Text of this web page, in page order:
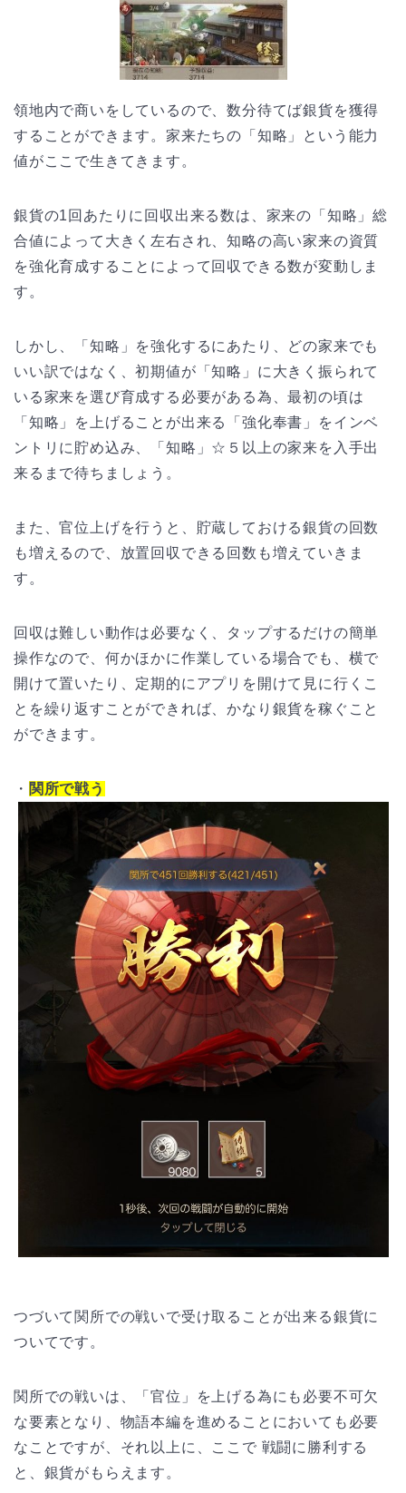
領地内で商いをしているので、数分待てば銀貨を獲得
することができます。家来たちの「知略」という能力
値がここで生きてきます。
銀貨の1回あたりに回収出来る数は、家来の「知略」総
合値によって大きく左右され、知略の高い家来の資質
を強化育成することによって回収できる数が変動しま
す。
しかし、「知略」を強化するにあたり、どの家来でも
いい訳ではなく、初期値が「知略」に大きく振られて
いる家来を選び育成する必要がある為、最初の頃は
「知略」を上げることが出来る「強化奉書」をインベ
ントリに貯め込み、「知略」☆５以上の家来を入手出
来るまで待ちましょう。
また、官位上げを行うと、貯蔵しておける銀貨の回数
も増えるので、放置回収できる回数も増えていきま
す。
回収は難しい動作は必要なく、タップするだけの簡単
操作なので、何かほかに作業している場合でも、横で
開けて置いたり、定期的にアプリを開けて見に行くこ
とを繰り返すことができれば、かなり銀貨を稼ぐこと
ができます。
・ 関所で戦う
つづいて関所での戦いで受け取ることが出来る銀貨に
ついてです。
関所での戦いは、「官位」を上げる為にも必要不可欠
な要素となり、物語本編を進めることにおいても必要
なことですが、それ以上に、ここで 戦闘に勝利する
と、銀貨がもらえます。